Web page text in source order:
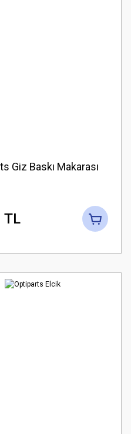
Giz Baskı Makarası
TL